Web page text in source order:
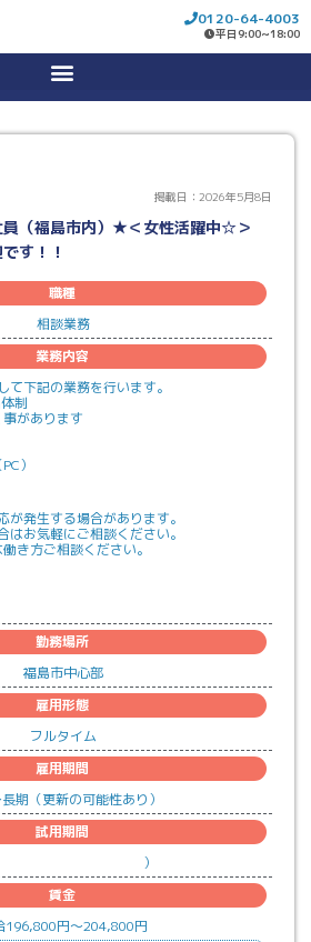
0120-64-4003
平日9:00~18:00
掲載日：2026年5月8日
員（福島市内）★＜女性活躍中☆＞
す！！
職種
相談業務
業務内容
て下記の業務を行います。
制
があります
）
発生する場合があります。
お気軽にご相談ください。
き方ご相談ください。
勤務場所
福島市中心部
雇用形態
フルタイム
雇用期間
長期（更新の可能性あり）
試用期間
）
賃金
196,800円〜204,800円